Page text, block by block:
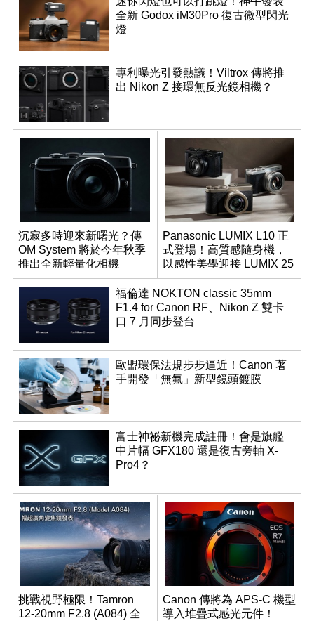
全新 Godox iM30Pro 復古微型閃光
燈
專利曝光引發熱議！Viltrox 傳將推
出 Nikon Z 接環無反光鏡相機？
沉寂多時迎來新曙光？傳
OM System 將於今年秋季
推出全新輕量化相機
Panasonic LUMIX L10 正
式登場！高質感隨身機，
以感性美學迎接 LUMIX 25
週年
福倫達 NOKTON classic 35mm
F1.4 for Canon RF、Nikon Z 雙卡
口 7 月同步登台
歐盟環保法規步步逼近！Canon 著
手開發「無氟」新型鏡頭鍍膜
富士神祕新機完成註冊！會是旗艦
中片幅 GFX180 還是復古旁軸 X-
Pro4？
挑戰視野極限！Tamron
12-20mm F2.8 (A084) 全
Canon 傳將為 APS-C 機型
導入堆疊式感光元件！